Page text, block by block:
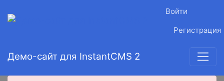
Войти
Регистрация
Демо-сайт для InstantCMS 2